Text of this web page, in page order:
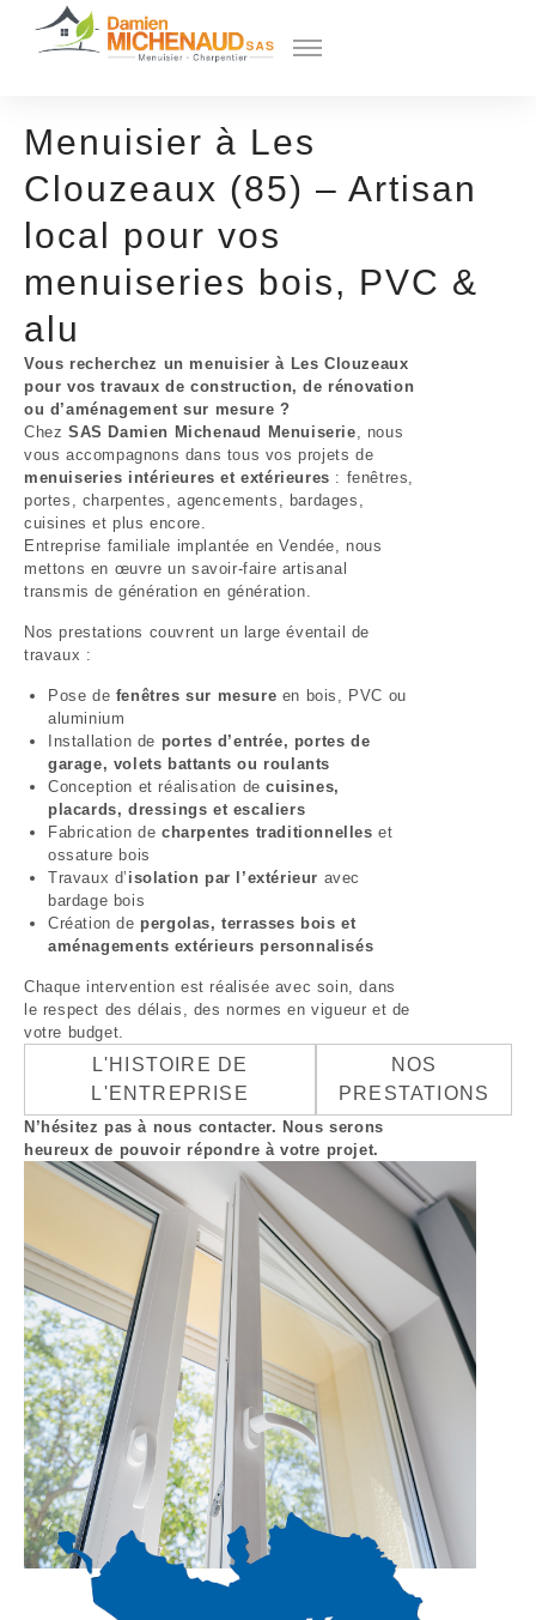
Menuisier à Les
Clouzeaux (85) – Artisan
local pour vos
menuiseries bois, PVC &
alu
Vous recherchez un menuisier à Les Clouzeaux
pour vos travaux de construction, de rénovation
ou d’aménagement sur mesure ?
Chez SAS Damien Michenaud Menuiserie, nous
vous accompagnons dans tous vos projets de
menuiseries intérieures et extérieures : fenêtres,
portes, charpentes, agencements, bardages,
cuisines et plus encore.
Entreprise familiale implantée en Vendée, nous
mettons en œuvre un savoir-faire artisanal
transmis de génération en génération.
Nos prestations couvrent un large éventail de
travaux :
Pose de fenêtres sur mesure en bois, PVC ou
aluminium
Installation de portes d’entrée, portes de
garage, volets battants ou roulants
Conception et réalisation decuisines,
placards, dressings et escaliers
Fabrication de charpentes traditionnelles et
ossature bois
Travaux d’ isolation par l’extérieur avec
bardage bois
Création de pergolas, terrasses bois et
aménagements extérieurs personnalisés
Chaque intervention est réalisée avec soin, dans
le respect des délais, des normes en vigueur et de
votre budget.
L'HISTOIRE DE
L'ENTREPRISE
NOS
PRESTATIONS
N’hésitez pas à nous contacter. Nous serons
heureux de pouvoir répondre à votre projet.